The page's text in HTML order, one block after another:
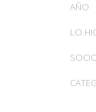
AÑO
LO